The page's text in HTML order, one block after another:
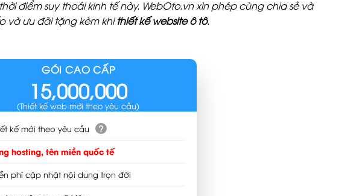
điểm suy thoái kinh tế này. WebOto.vn xin phép cùng chia sẻ và
và ưu đãi tặng kèm khithiết kế website ô tô.
GÓI CAO CẤP
15,000,000
(Thiết kế web mới theo yêu cầu)
kế mới theo yêu cầu
?
hosting, tên miền quốc tế
phí cập nhật nội dung trọn đời